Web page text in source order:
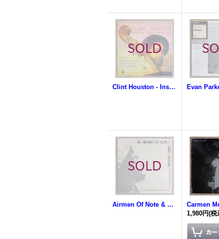
Clint Houston - Inside The Plain Of The Elliptic
Airmen Of Note & Sarah Vaughan - Airmen Of Note & Sarah Vaughn
1,980円(税